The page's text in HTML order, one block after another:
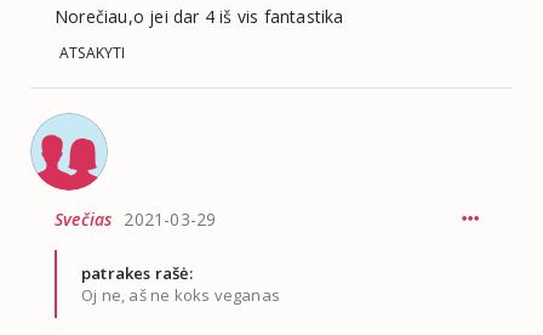
Norečiau,o jei dar 4 iš vis fantastika
ATSAKYTI
Svečias 2021-03-29
patrakes rašė:
Oj ne, aš ne koks veganas